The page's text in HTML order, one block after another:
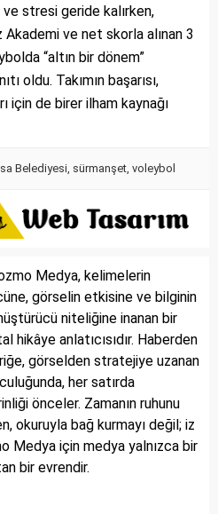
stresi geride kalırken,
ve net skorla alınan 3
“altın bir dönem”
oldu. Takımın başarısı,
için de birer ilham kaynağı
Belediyesi, sürmanşet, voleybol
Medya, kelimelerin
görselin etkisine ve bilginin
niteliğine inanan bir
hikâye anlatıcısıdır. Haberden
görselden stratejiye uzanan
her satırda
önceler. Zamanın ruhunu
okuruyla bağ kurmayı değil; iz
Medya için medya yalnızca bir
bir evrendir.